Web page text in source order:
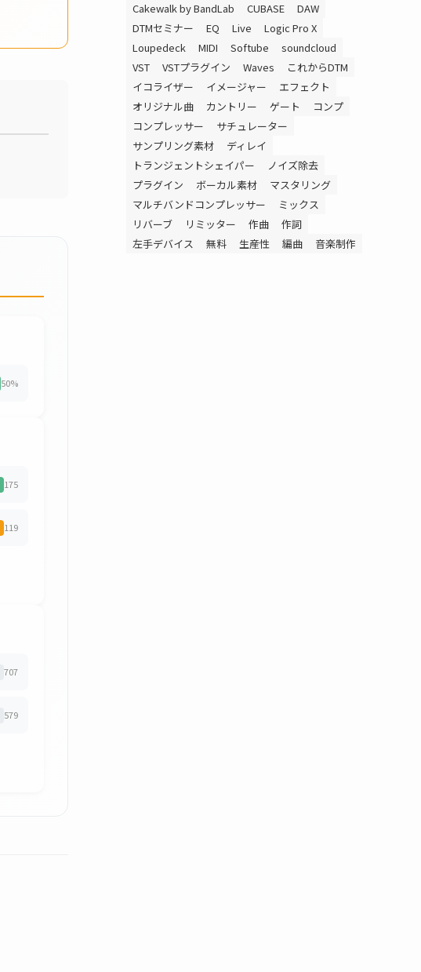
50%
175
119
707
579
Cakewalk by BandLab
CUBASE
DAW
DTMセミナー
EQ Live
Logic Pro X
Loupedeck
MIDI Softube
soundcloud
VST
VSTプラグイン Waves
これからDTM
イコライザー
イメージャー
エフェクト
オリジナル曲
カントリー ゲート
コンプ
コンプレッサー
サチュレーター
サンプリング素材
ディレイ
トランジェントシェイパー
ノイズ除去
プラグイン
ボーカル素材
マスタリング
マルチバンドコンプレッサー
ミックス
リバーブ
リミッター 作曲
作詞
左手デバイス
無料 生産性 編曲 音楽制作